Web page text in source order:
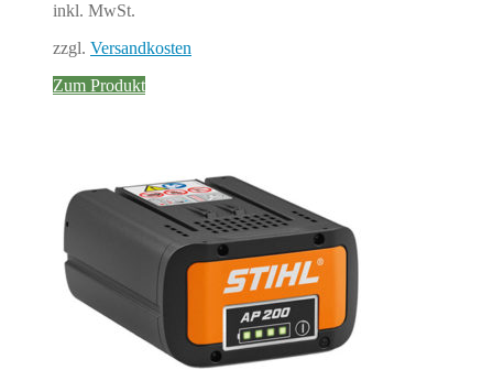
inkl. MwSt.
zzgl. Versandkosten
Zum Produkt